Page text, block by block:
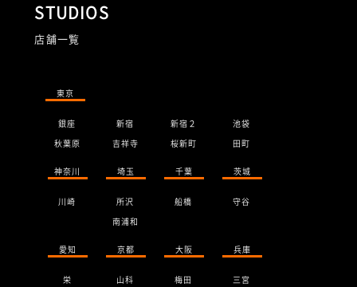
STUDIOS
店舗一覧
東京
銀座 新宿 新宿２
池袋
秋葉原
吉祥寺 桜新町 田町
神奈川 埼玉 千葉 茨城
川崎 所沢 船橋
守谷
南浦和
愛知 京都 大阪 兵庫
栄 山科 梅田
三宮